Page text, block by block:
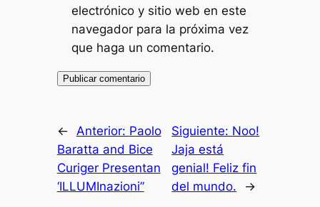
electrónico y sitio web en este
navegador para la próxima vez
que haga un comentario.
← Anterior: Paolo
Baratta and Bice
Curiger Presentan
‘ILLUMInazioni”
Siguiente: Noo!
Jaja está
genial! Feliz fin
del mundo.
→